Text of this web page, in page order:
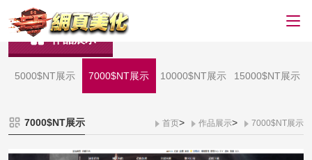
作品展示
5000$NT展示 7000$NT展示 10000$NT展示 15000$NT展示
7000$NT展示 首页> 作品展示> 7000$NT展示